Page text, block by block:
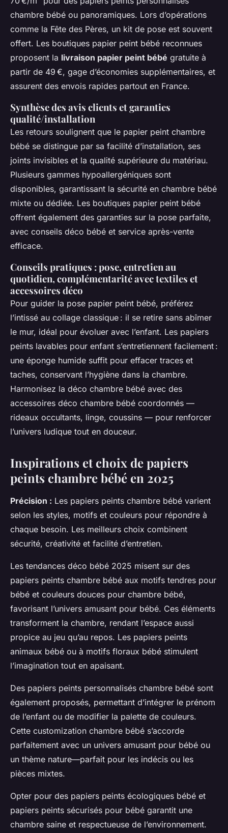
chambre bébé ou panoramiques. Lors d’opérations
comme la Fête des Pères, un kit de pose est souvent
offert. Les boutiques papier peint bébé reconnues
proposent la livraison papier peint bébé gratuite à
partir de 49 €, gage d’économies supplémentaires, et
assurent des envois rapides partout en France.
Synthèse des avis clients et garanties
qualité/installation
Les retours soulignent que le papier peint chambre
bébé se distingue par sa facilité d’installation, ses
joints invisibles et la qualité supérieure du matériau.
Plusieurs gammes hypoallergéniques sont
disponibles, garantissant la sécurité en chambre bébé
mixte ou dédiée. Les boutiques papier peint bébé
offrent également des garanties sur la pose parfaite,
avec conseils déco bébé et service après-vente
efficace.
Conseils pratiques : pose, entretien au
quotidien, complémentarité avec textiles et
accessoires déco
Pour guider la pose papier peint bébé, préférez
l’intissé au collage classique : il se retire sans abîmer
le mur, idéal pour évoluer avec l’enfant. Les papiers
peints lavables pour enfant s’entretiennent facilement :
une éponge humide suffit pour effacer traces et
taches, conservant l’hygiène dans la chambre.
Harmonisez la déco chambre bébé avec des
accessoires déco chambre bébé coordonnés —
rideaux occultants, linge, coussins — pour renforcer
l’univers ludique tout en douceur.
Inspirations et choix de papiers
peints chambre bébé en 2025
Précision : Les papiers peints chambre bébé varient
selon les styles, motifs et couleurs pour répondre à
chaque besoin. Les meilleurs choix combinent
sécurité, créativité et facilité d’entretien.
Les tendances déco bébé 2025 misent sur des
papiers peints chambre bébé aux motifs tendres pour
bébé et couleurs douces pour chambre bébé,
favorisant l’univers amusant pour bébé. Ces éléments
transforment la chambre, rendant l’espace aussi
propice au jeu qu’au repos. Les papiers peints
animaux bébé ou à motifs floraux bébé stimulent
l’imagination tout en apaisant.
Des papiers peints personnalisés chambre bébé sont
également proposés, permettant d’intégrer le prénom
de l’enfant ou de modifier la palette de couleurs.
Cette customization chambre bébé s’accorde
parfaitement avec un univers amusant pour bébé ou
un thème nature—parfait pour les indécis ou les
pièces mixtes.
Opter pour des papiers peints écologiques bébé et
papiers peints sécurisés pour bébé garantit une
chambre saine et respectueuse de l’environnement.